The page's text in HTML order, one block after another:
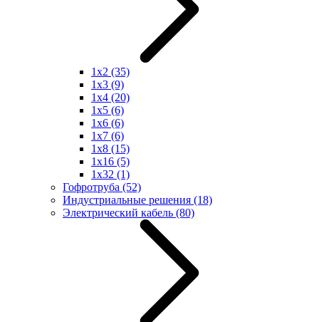
1x2 (35)
1x3 (9)
1x4 (20)
1x5 (6)
1x6 (6)
1x7 (6)
1x8 (15)
1x16 (5)
1x32 (1)
Гофротруба (52)
Индустриальные решения (18)
Электрический кабель (80)